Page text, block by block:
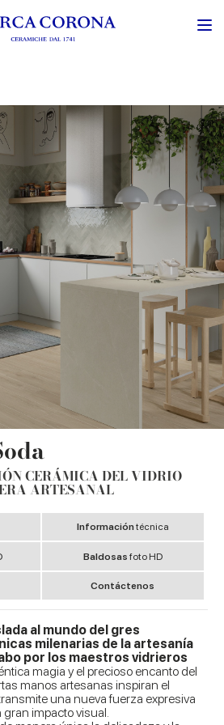
CERÁMICA DEL VIDRIO
ARTESANAL
Informacióntécnica
Baldosas foto HD
Contáctenos
al mundo del gres
milenarias de la artesanía
por los maestros vidrieros
magia y el precioso encanto del
manos artesanas inspiran el
una nueva fuerza expresiva
impacto visual.